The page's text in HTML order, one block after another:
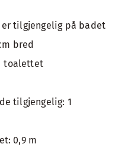
tilgjengelig på badet
bred
toalettet
tilgjengelig: 1
0,9 m